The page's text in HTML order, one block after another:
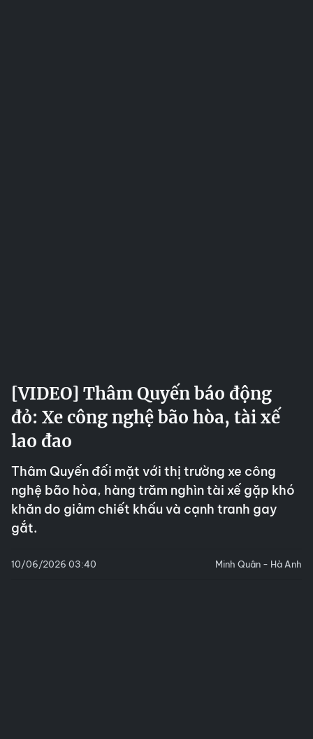
[VIDEO] Thâm Quyến báo động
đỏ: Xe công nghệ bão hòa, tài xế
lao đao
Thâm Quyến đối mặt với thị trường xe công
nghệ bão hòa, hàng trăm nghìn tài xế gặp khó
khăn do giảm chiết khấu và cạnh tranh gay
gắt.
10/06/2026 03:40 Minh Quân - Hà Anh